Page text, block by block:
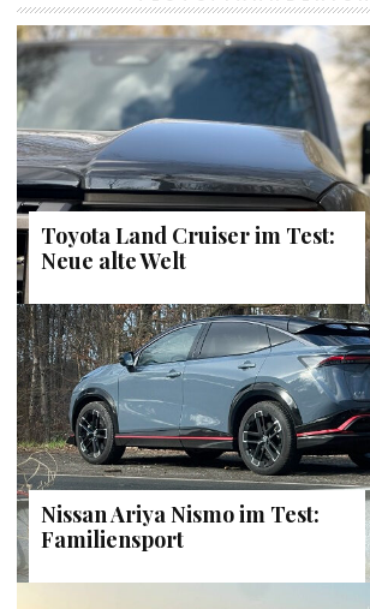
Toyota Land Cruiser im Test:
Neue alte Welt
Nissan Ariya Nismo im Test:
Familiensport